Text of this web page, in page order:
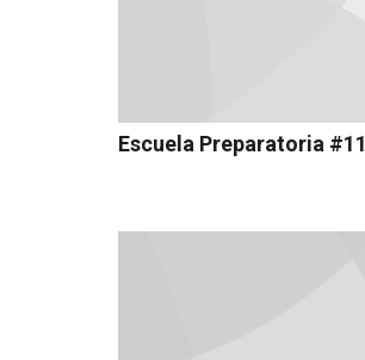
Escuela Preparatoria #11